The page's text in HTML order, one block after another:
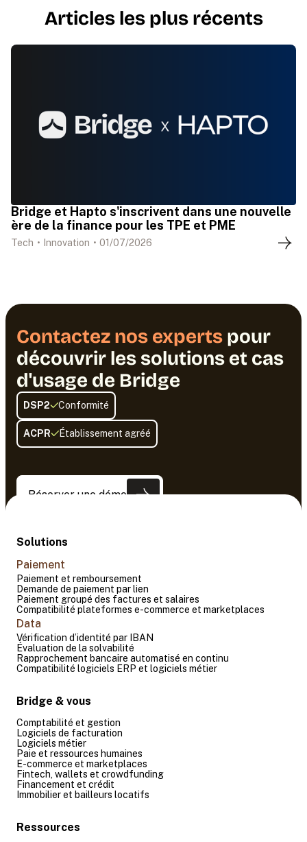
Articles les plus récents
Bridge et Hapto s'inscrivent dans une nouvelle
ère de la finance pour les TPE et PME
Tech • Innovation • 01/07/2026
Contactez nos experts pour
découvrir les solutions et cas
d'usage de Bridge
DSP2 Conformité
ACPR Établissement agréé
Réserver une démo
Solutions
Paiement
Paiement et remboursement
Demande de paiement par lien
Paiement groupé des factures et salaires
Compatibilité plateformes e-commerce et marketplaces
Data
Vérification d’identité par IBAN
Évaluation de la solvabilité
Rapprochement bancaire automatisé en continu
Compatibilité logiciels ERP et logiciels métier
Bridge & vous
Comptabilité et gestion
Logiciels de facturation
Logiciels métier
Paie et ressources humaines
E-commerce et marketplaces
Fintech, wallets et crowdfunding
Financement et crédit
Immobilier et bailleurs locatifs
Ressources